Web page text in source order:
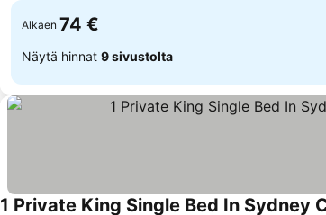
Alkaen 74 €
Näytä hinnat 9 sivustolta
1 Private King Single Bed In Sydney